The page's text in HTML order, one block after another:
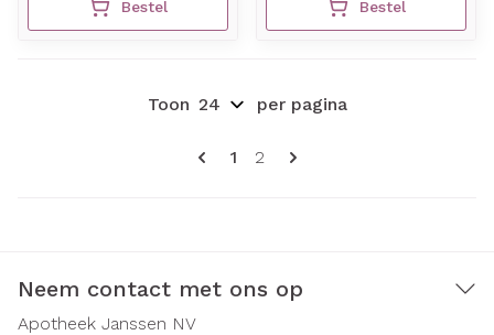
Bestel Bestel
Pagina's
U lees momenteel pagina
1 Pagina
2
Toon per pagina
Neem contact met ons op
Apotheek Janssen NV